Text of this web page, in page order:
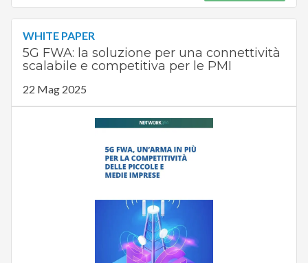
WHITE PAPER
5G FWA: la soluzione per una connettività
scalabile e competitiva per le PMI
22 Mag 2025